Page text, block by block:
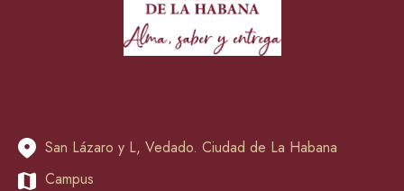
San Lázaro y L, Vedado. Ciudad de La Habana
Campus